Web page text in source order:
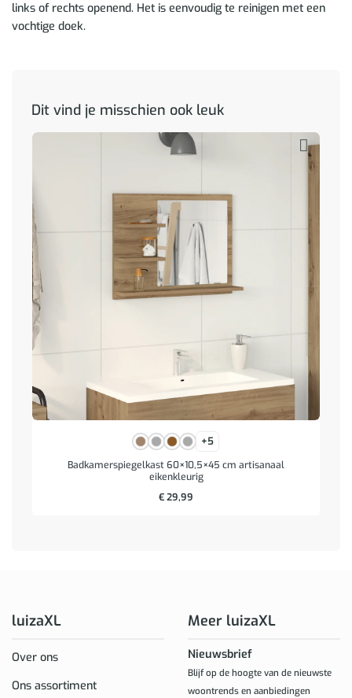
links of rechts openend. Het is eenvoudig te reinigen met een
vochtige doek.
Dit vind je misschien ook leuk
+5
Badkamerspiegelkast 60×10,5×45 cm artisanaal
eikenkleurig
€29,99
luizaXL
Over ons
Ons assortiment
Meer luizaXL
Nieuwsbrief
Blijf op de hoogte van de nieuwste
woontrends en aanbiedingen